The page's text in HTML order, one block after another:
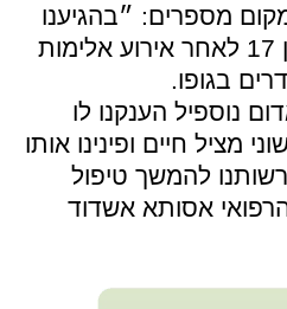
מספרים: ״בהגיענו
למקום הבחנו בנער כבן 17 לאחר אירוע אלימות
בגופו.
נוספיל הענקנו לו
מציל חיים ופינינו אותו
להמשך טיפול
אסותא אשדוד